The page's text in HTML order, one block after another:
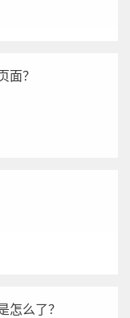
面？
怎么了？